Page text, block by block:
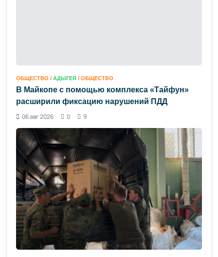
ОБЩЕСТВО / АДЫГЕЯ / ОБЩЕСТВО
В Майкопе с помощью комплекса «Тайфун»
расширили фиксацию нарушений ПДД
06 авг 2026
0 9